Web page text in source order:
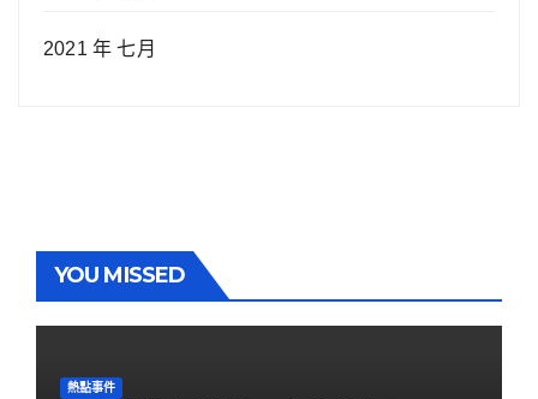
2021 年 七月
YOU MISSED
熱點事件